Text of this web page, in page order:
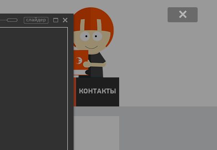
КОНТАКТЫ
слайдер